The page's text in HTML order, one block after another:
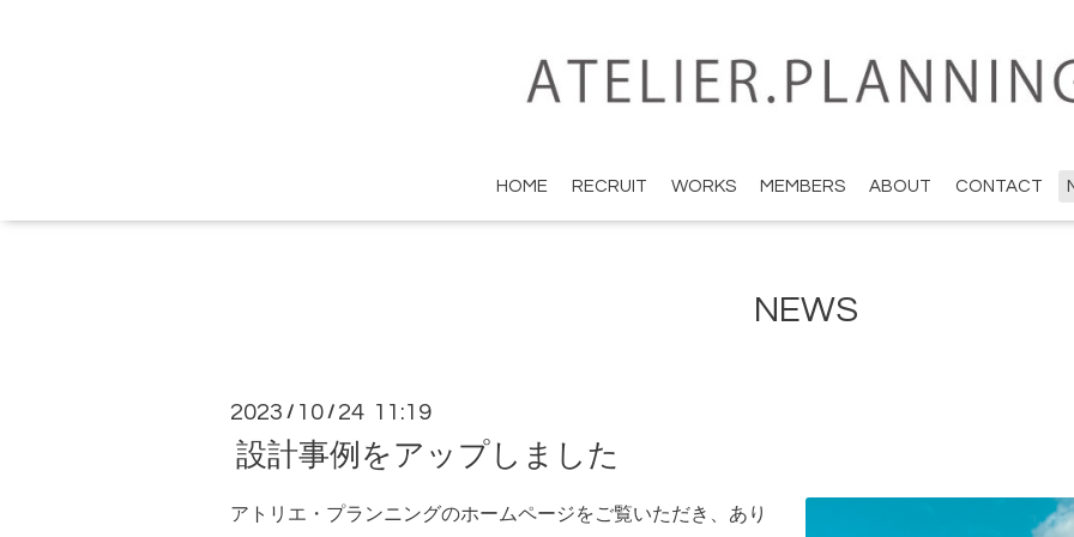
HOME RECRUIT WORKS MEMBERS ABOUT CONTACT
NEWS
2023 / 10 / 24 11:19
設計事例をアップしました
アトリエ・プランニングのホームページをご覧いただき、あり